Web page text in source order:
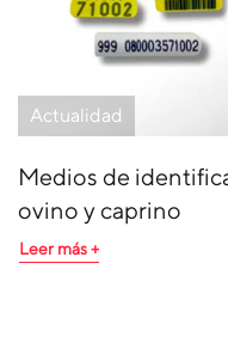
Actualidad
Medios de
ovino y caprino
Leer más +